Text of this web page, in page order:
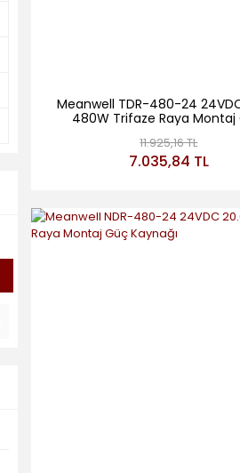
Meanwell TDR-480-24
480W Trifaze Raya Montaj
11.925,16 TL
7.035,84 TL